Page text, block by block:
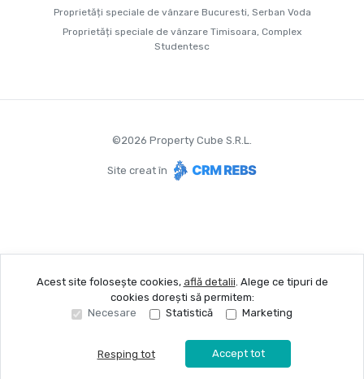
Sună acum Solicită vizionare
Proprietăți speciale de vânzare Bucuresti, Serban Voda
Proprietăți speciale de vânzare Timisoara, Complex
Studentesc
©2026 Property Cube S.R.L.
Site creat în
Acest site folosește cookies, află detalii. Alege ce tipuri de
cookies dorești să permitem:
Necesare
Statistică Marketing
Resping tot Accept tot